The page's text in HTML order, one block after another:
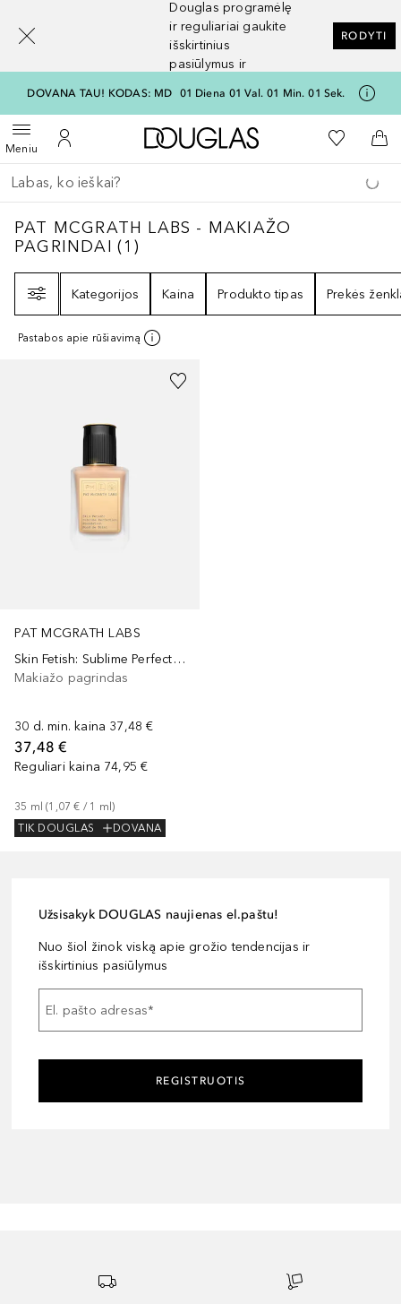
Douglas programėlę
ir reguliariai gaukite
išskirtinius
pasiūlymus ir
RODYTI
DOVANA TAU! KODAS: MD 01 Diena 01 Val. 01 Min. 01 Sek.
MeniuAtidaryti meniuĮ mano paskyrą
Į Douglas pagrindinį
Į mano
Į
Grįžk atgal
Vykdykite paiešką
PAT MCGRATH LABS - MAKIAŽO
PAT MCGRATH LABS - MAKIAŽO
PAGRINDAI (1 )
Kategorijos
Kaina Produkto tipas Prekės
Pastabos apie rūšiavimą
PAT MCGRATH LABS
Skin Fetish: Sublime Perfection Foundation
Makiažo pagrindas
30 d. min. kaina 37,48 €
37,48 €
Reguliari kaina 74,95 €
35 ml (1,07 € / 1 ml)
TIK DOUGLAS
DOVANA
+4
Užsisakyk DOUGLAS naujienas el.paštu!
Nuo šiol žinok viską apie grožio tendencijas ir
išskirtinius pasiūlymus
El. pašto adresas*
REGISTRUOTIS
[navigation.slideout.screenreader]